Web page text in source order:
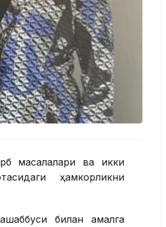
масалалари ва икки
ҳамкорликни
билан амалга